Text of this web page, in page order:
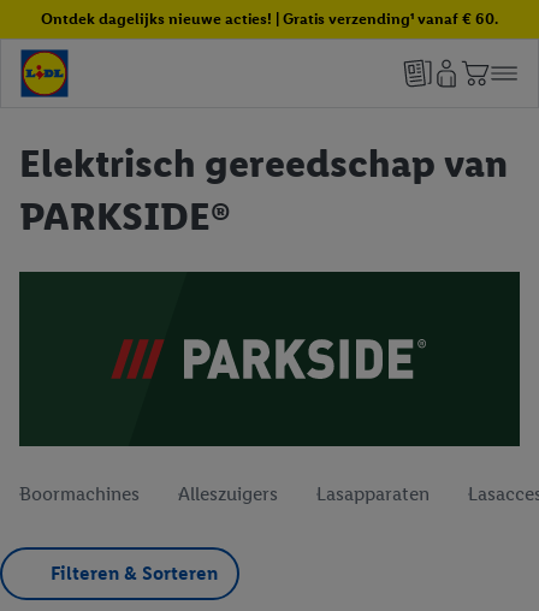
Ontdek dagelijks nieuwe acties! | Gratis verzending¹ vanaf € 60.
Elektrisch gereedschap van
PARKSIDE®
Boormachines Alleszuigers Lasapparaten
Filteren & Sorteren